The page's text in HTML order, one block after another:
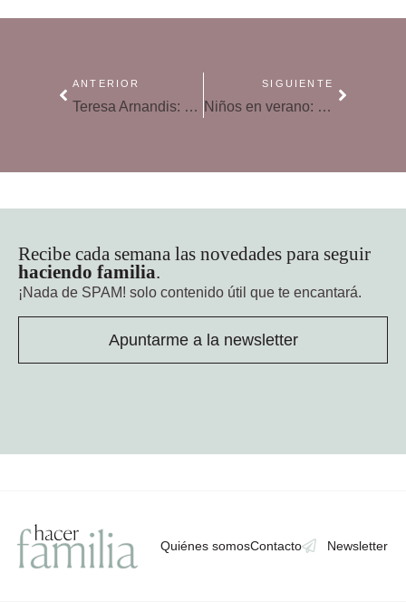
ANTERIOR
Teresa Arnandis: «La positividad tiene un efecto rejuvenecedor brutal»
SIGUIENTE
Niños en verano: peligros bajo control
Recibe cada semana las novedades para seguir
haciendo familia
¡Nada de SPAM! solo contenido útil que te encantará.
Apuntarme a la newsletter
Quiénes somosContacto Newsletter